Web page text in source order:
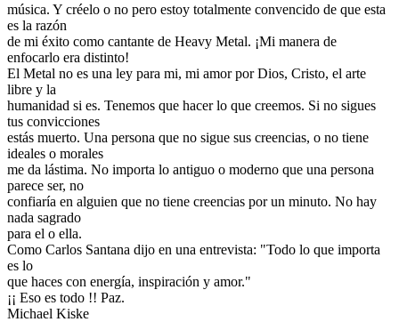
música. Y créelo o no pero estoy totalmente convencido de que esta
es la razón
de mi éxito como cantante de Heavy Metal. ¡Mi manera de
enfocarlo era distinto!
El Metal no es una ley para mi, mi amor por Dios, Cristo, el arte
libre y la
humanidad si es. Tenemos que hacer lo que creemos. Si no sigues
tus convicciones
estás muerto. Una persona que no sigue sus creencias, o no tiene
ideales o morales
me da lástima. No importa lo antiguo o moderno que una persona
parece ser, no
confiaría en alguien que no tiene creencias por un minuto. No hay
nada sagrado
para el o ella.
Como Carlos Santana dijo en una entrevista: "Todo lo que importa
es lo
que haces con energía, inspiración y amor."
¡¡ Eso es todo !! Paz.
Michael Kiske